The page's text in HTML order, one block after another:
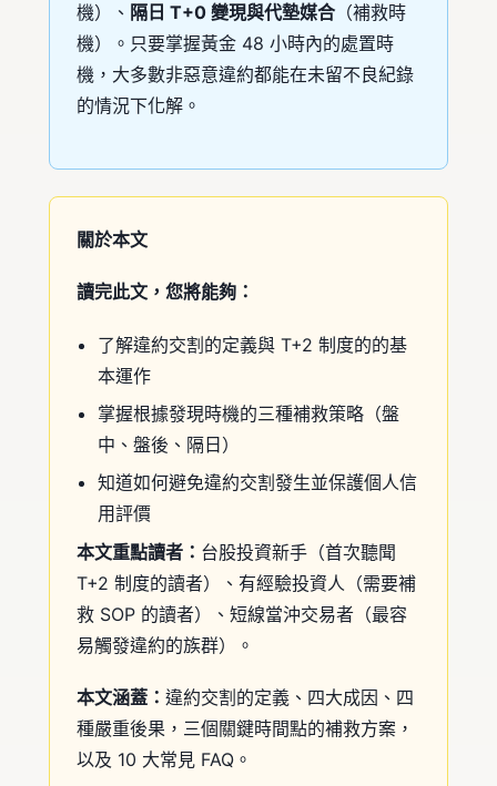
機）、 隔日 T+0 變現與代墊媒合 （補救時
機）。只要掌握黃金 48 小時內的處置時
機，大多數非惡意違約都能在未留不良紀錄
的情況下化解。
關於本文
讀完此文，您將能夠：
了解違約交割的定義與 T+2 制度的的基
本運作
掌握根據發現時機的三種補救策略（盤
中、盤後、隔日）
知道如何避免違約交割發生並保護個人信
用評價
本文重點讀者： 台股投資新手（首次聽聞
T+2 制度的讀者）、有經驗投資人（需要補
救 SOP 的讀者）、短線當沖交易者（最容
易觸發違約的族群）。
本文涵蓋： 違約交割的定義、四大成因、四
種嚴重後果，三個關鍵時間點的補救方案，
以及 10 大常見 FAQ。